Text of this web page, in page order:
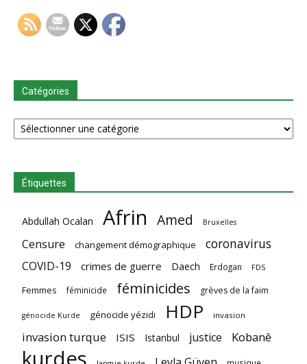
Catégories
Catégories
Étiquettes
Abdullah Ocalan Afrin Amed Bruxelles
Censure changement démographique coronavirus
COVID-19 crimes de guerre Daech Erdogan FDS
Femmes féminicide féminicides grèves de la faim
génocide Kurde génocide yézidi HDP invasion
invasion turque ISIS Istanbul justice Kobanê
kurdes